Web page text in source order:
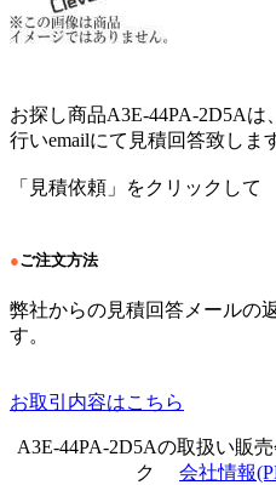
お探し商品A3E-44PA-2D5A
行いemailにて見積回答致しま
「見積依頼」をクリックして
●ご注文方法
弊社からの見積回答メールの
す。
お取引内容はこちら
A3E-44PA-2D5Aの取扱い販
ク 会社情報